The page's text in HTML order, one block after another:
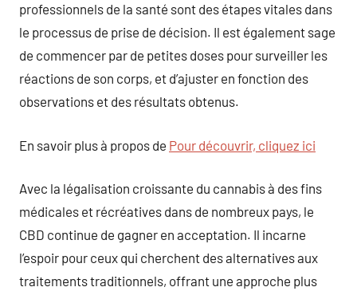
professionnels de la santé sont des étapes vitales dans
le processus de prise de décision. Il est également sage
de commencer par de petites doses pour surveiller les
réactions de son corps, et d’ajuster en fonction des
observations et des résultats obtenus.
En savoir plus à propos de Pour découvrir, cliquez ici
Avec la légalisation croissante du cannabis à des fins
médicales et récréatives dans de nombreux pays, le
CBD continue de gagner en acceptation. Il incarne
l’espoir pour ceux qui cherchent des alternatives aux
traitements traditionnels, offrant une approche plus